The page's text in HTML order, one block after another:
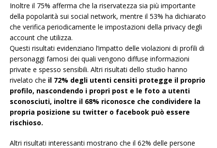
Inoltre il 75% afferma che la riservatezza sia più importante
della popolarità sui social network, mentre il 53% ha dichiarato
che verifica periodicamente le impostazioni della privacy degli
account che utilizza.
Questi risultati evidenziano l’impatto delle violazioni di profili di
personaggi famosi dei quali vengono diffuse informazioni
private e spesso sensibili. Altri risultati dello studio hanno
rivelato che il 72% degli utenti censiti protegge il proprio
profilo, nascondendo i propri post e le foto a utenti
sconosciuti, inoltre il 68% riconosce che condividere la
propria posizione su twitter o facebook può essere
rischioso.
Altri risultati interessanti mostrano che il 62% delle persone